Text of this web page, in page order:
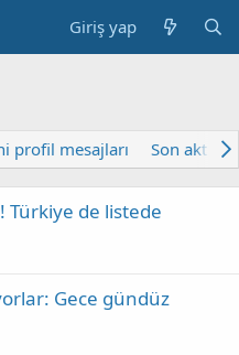
Giriş yap
profil mesajları Son aktivite
Türkiye de listede
Gece gündüz